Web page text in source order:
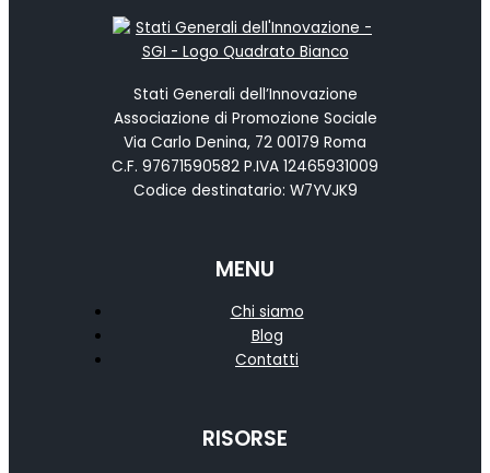
Stati Generali dell’Innovazione
Associazione di Promozione Sociale
Via Carlo Denina, 72 00179 Roma
C.F. 97671590582 P.IVA 12465931009
Codice destinatario: W7YVJK9
MENU
Chi siamo
Blog
Contatti
RISORSE